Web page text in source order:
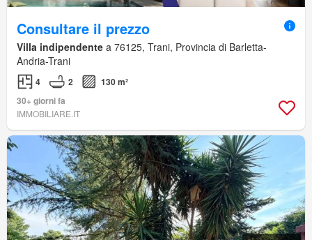
Consultare il prezzo
Villa indipendente a 76125, Trani, Provincia di Barletta-
Andria-Trani
4 2
130 m²
30+ giorni fa
IMMOBILIARE.IT